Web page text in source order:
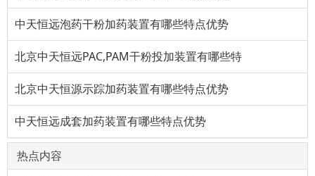
中天恒远泡药干粉加药装置有哪些特点优势
北京中天恒远PAC,PAM干粉投加装置有哪些特
北京中天恒源示踪加药装置有哪些特点优势
中天恒远成套加药装置有哪些特点优势
热点内容